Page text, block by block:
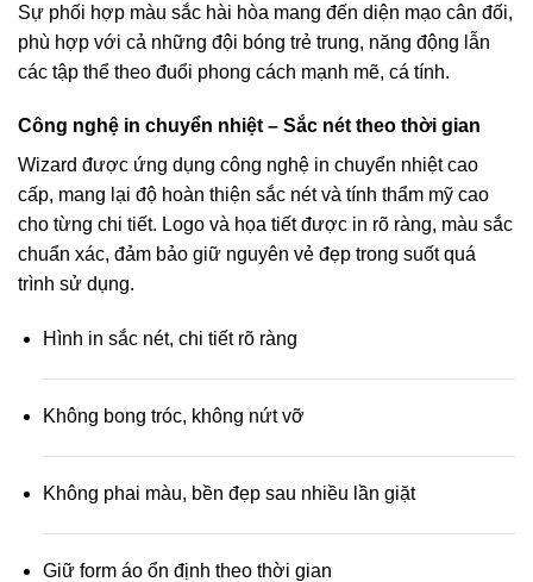
Sự phối hợp màu sắc hài hòa mang đến diện mạo cân đối,
phù hợp với cả những đội bóng trẻ trung, năng động lẫn
các tập thể theo đuổi phong cách mạnh mẽ, cá tính.
Công nghệ in chuyển nhiệt – Sắc nét theo thời gian
Wizard được ứng dụng công nghệ in chuyển nhiệt cao
cấp, mang lại độ hoàn thiện sắc nét và tính thẩm mỹ cao
cho từng chi tiết. Logo và họa tiết được in rõ ràng, màu sắc
chuẩn xác, đảm bảo giữ nguyên vẻ đẹp trong suốt quá
trình sử dụng.
Hình in sắc nét, chi tiết rõ ràng
Không bong tróc, không nứt vỡ
Không phai màu, bền đẹp sau nhiều lần giặt
Giữ form áo ổn định theo thời gian